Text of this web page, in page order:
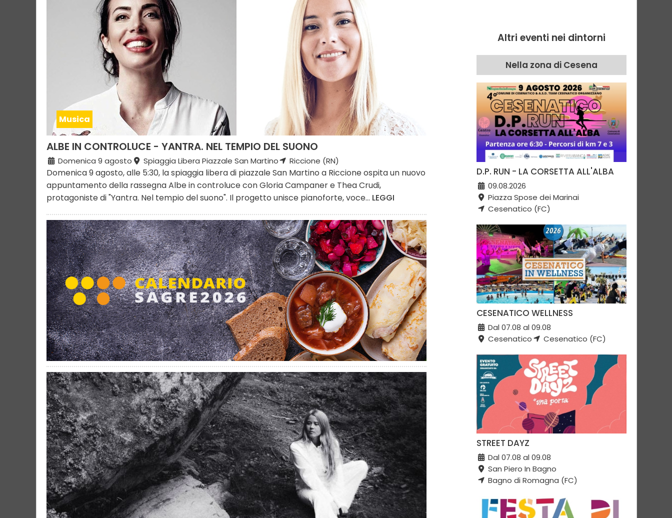
Musica
ALBE IN CONTROLUCE - YANTRA. NEL TEMPIO DEL SUONO
Domenica 9 agosto Spiaggia Libera Piazzale San Martino Riccione (RN)
Domenica 9 agosto, alle 5:30, la spiaggia libera di piazzale San Martino a Riccione ospita un nuovo
appuntamento della rassegna Albe in controluce con Gloria Campaner e Thea Crudi,
protagoniste di "Yantra. Nel tempio del suono". Il progetto unisce pianoforte, voce... LEGGI
Altri eventi nei dintorni
Nella zona di Cesena
D.P. RUN - LA CORSETTA ALL'ALBA
09.08.2026
Piazza Spose dei Marinai
Cesenatico (FC)
CESENATICO WELLNESS
Dal 07.08 al 09.08
Cesenatico
Cesenatico (FC)
STREET DAYZ
Dal 07.08 al 09.08
San Piero In Bagno
Bagno di Romagna (FC)